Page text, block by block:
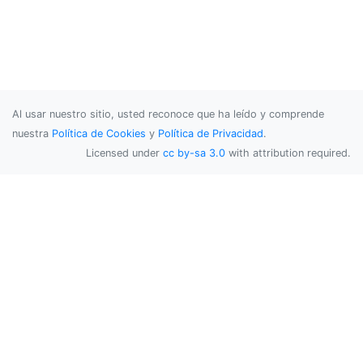
Al usar nuestro sitio, usted reconoce que ha leído y comprende
nuestra Política de Cookies y Política de Privacidad.
Licensed under cc by-sa 3.0 with attribution required.